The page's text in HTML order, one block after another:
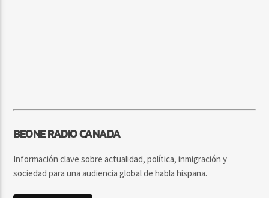
BEONE RADIO CANADA
Información clave sobre actualidad, política, inmigración y
sociedad para una audiencia global de habla hispana.